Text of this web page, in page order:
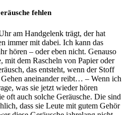
fehlen
am Handgelenk trägt, der hat
immer mit dabei. Ich kann das
hören – oder eben nicht. Genauso
mit dem Rascheln von Papier oder
das entsteht, wenn der Stoff
aneinander reibt… – Wenn ich
was sie jetzt wieder hören
oft auch solche Geräusche. Die sind
dass sie Leute mit gutem Gehör